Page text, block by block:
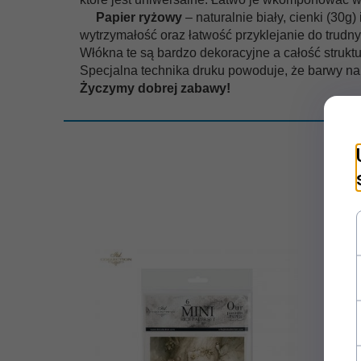
Papier ryżowy – naturalnie biały, cienki (30g) i
wytrzymałość oraz łatwość przyklejanie do
Włókna te są bardzo dekoracyjne a całość
Specjalna technika druku powoduje, że barwy
Życzymy dobrej zabawy!